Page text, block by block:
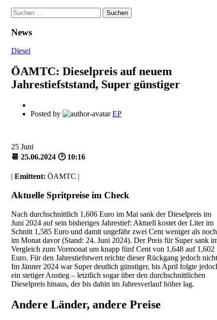
Suchen
News
Diesel
ÖAMTC: Dieselpreis auf neuem
Jahrestiefststand, Super günstiger
Posted by EP
25 Juni
📆 25.06.2024 🕑 10:16
| Emittent: ÖAMTC |
Aktuelle Spritpreise im Check
Nach durchschnittlich 1,606 Euro im Mai sank der Dieselpreis im
Juni 2024 auf sein bisheriges Jahrestief: Aktuell kostet der Liter im
Schnitt 1,585 Euro und damit ungefähr zwei Cent weniger als noch
im Monat davor (Stand: 24. Juni 2024). Der Preis für Super sank
Vergleich zum Vormonat um knapp fünf Cent von 1,648 auf 1,602
Euro. Für den Jahrestiefstwert reichte dieser Rückgang jedoch
Im Jänner 2024 war Super deutlich günstiger, bis April folgte
ein stetiger Anstieg – letztlich sogar über den durchschnittlichen
Dieselpreis hinaus, der bis dahin im Jahresverlauf höher lag.
Andere Länder, andere Preise